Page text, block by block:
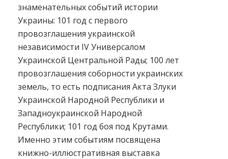
знаменательных событий истории
Украины: 101 год с первого
провозглашения украинской
независимости IV Универсалом
Украинской Центральной Рады; 100 лет
провозглашения соборности украинских
земель, то есть подписания Акта Злуки
Украинской Народной Республики и
Западноукраинской Народной
Республики; 101 год боя под Крутами.
Именно этим событиям посвящена
книжно-иллюстративная выставка